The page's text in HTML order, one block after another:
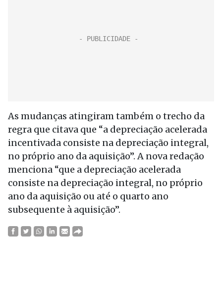
As mudanças atingiram também o trecho da
regra que citava que “a depreciação acelerada
incentivada consiste na depreciação integral,
no próprio ano da aquisição”. A nova redação
menciona “que a depreciação acelerada
consiste na depreciação integral, no próprio
ano da aquisição ou até o quarto ano
subsequente à aquisição”.